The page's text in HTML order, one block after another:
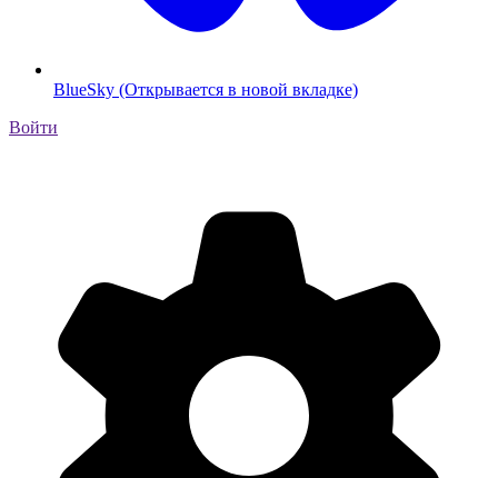
BlueSky (Открывается в новой вкладке)
Войти